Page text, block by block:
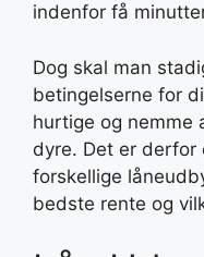
indenfor få
Dog skal man
betingelserne for
hurtige og nemme
dyre. Det er derfor
forskellige
bedste rente og